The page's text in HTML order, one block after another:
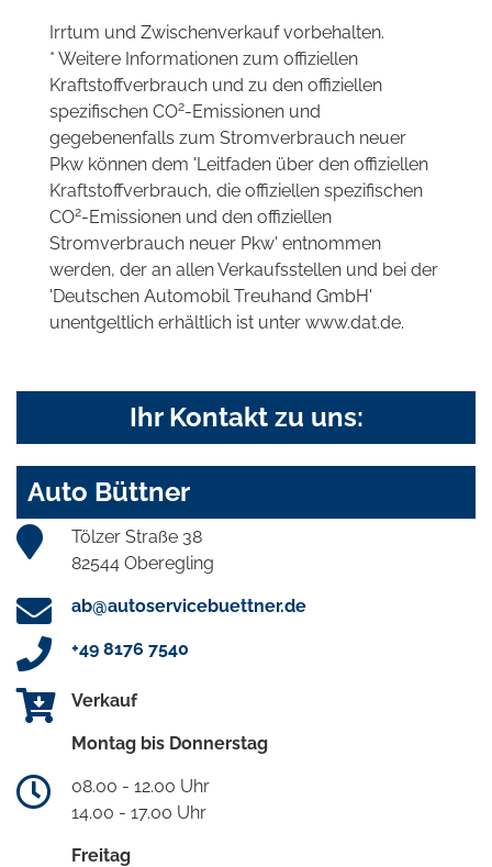
Irrtum und Zwischenverkauf vorbehalten.
* Weitere Informationen zum offiziellen
Kraftstoffverbrauch und zu den offiziellen
spezifischen CO2-Emissionen und
gegebenenfalls zum Stromverbrauch neuer
Pkw können dem 'Leitfaden über den offiziellen
Kraftstoffverbrauch, die offiziellen spezifischen
CO2-Emissionen und den offiziellen
Stromverbrauch neuer Pkw' entnommen
werden, der an allen Verkaufsstellen und bei der
'Deutschen Automobil Treuhand GmbH'
unentgeltlich erhältlich ist unter www.dat.de.
Ihr Kontakt zu uns:
Auto Büttner
Tölzer Straße 38
82544 Oberegling
ab@autoservicebuettner.de
+49 8176 7540
Verkauf
Montag bis Donnerstag
08.00 - 12.00 Uhr
14.00 - 17.00 Uhr
Freitag